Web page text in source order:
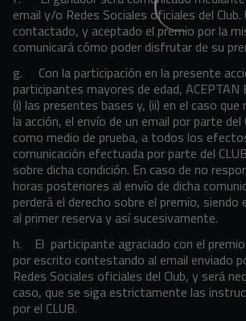
email y/o Redes Sociales oficiales del Club.
contactado, y aceptado el premio por la
comunicará cómo poder disfrutar de su
g. Con la participación en la presente
participantes mayores de edad, ACEPTAN
(i) las presentes bases y, (ii) en el caso
la acción, el envío de un email por parte del
como medio de prueba, a todos los
comunicación efectuada por parte del
sobre dicha condición. En caso de no
horas posteriores al envío de dicha
perderá el derecho sobre el premio,
al primer reserva y así sucesivamente.
h. El participante agraciado con el
por escrito contestando al email enviado
Redes Sociales oficiales del Club, y será
caso, que se siga estrictamente las
por el CLUB.